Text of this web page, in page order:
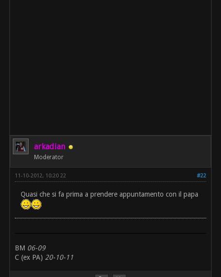
arkadian
Moderator
#22
11-10-2012, 10:20 22
Quasi che si fa prima a prendere appuntamento con il papa
BM 06-09
C (ex PA)20-10-11